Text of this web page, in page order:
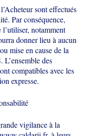
sont effectués
Par conséquence,
l’utiliser,notamment
donner lieu à aucun
mise en cause de la
des
compatibles avec les
expresse.
vigilance à la